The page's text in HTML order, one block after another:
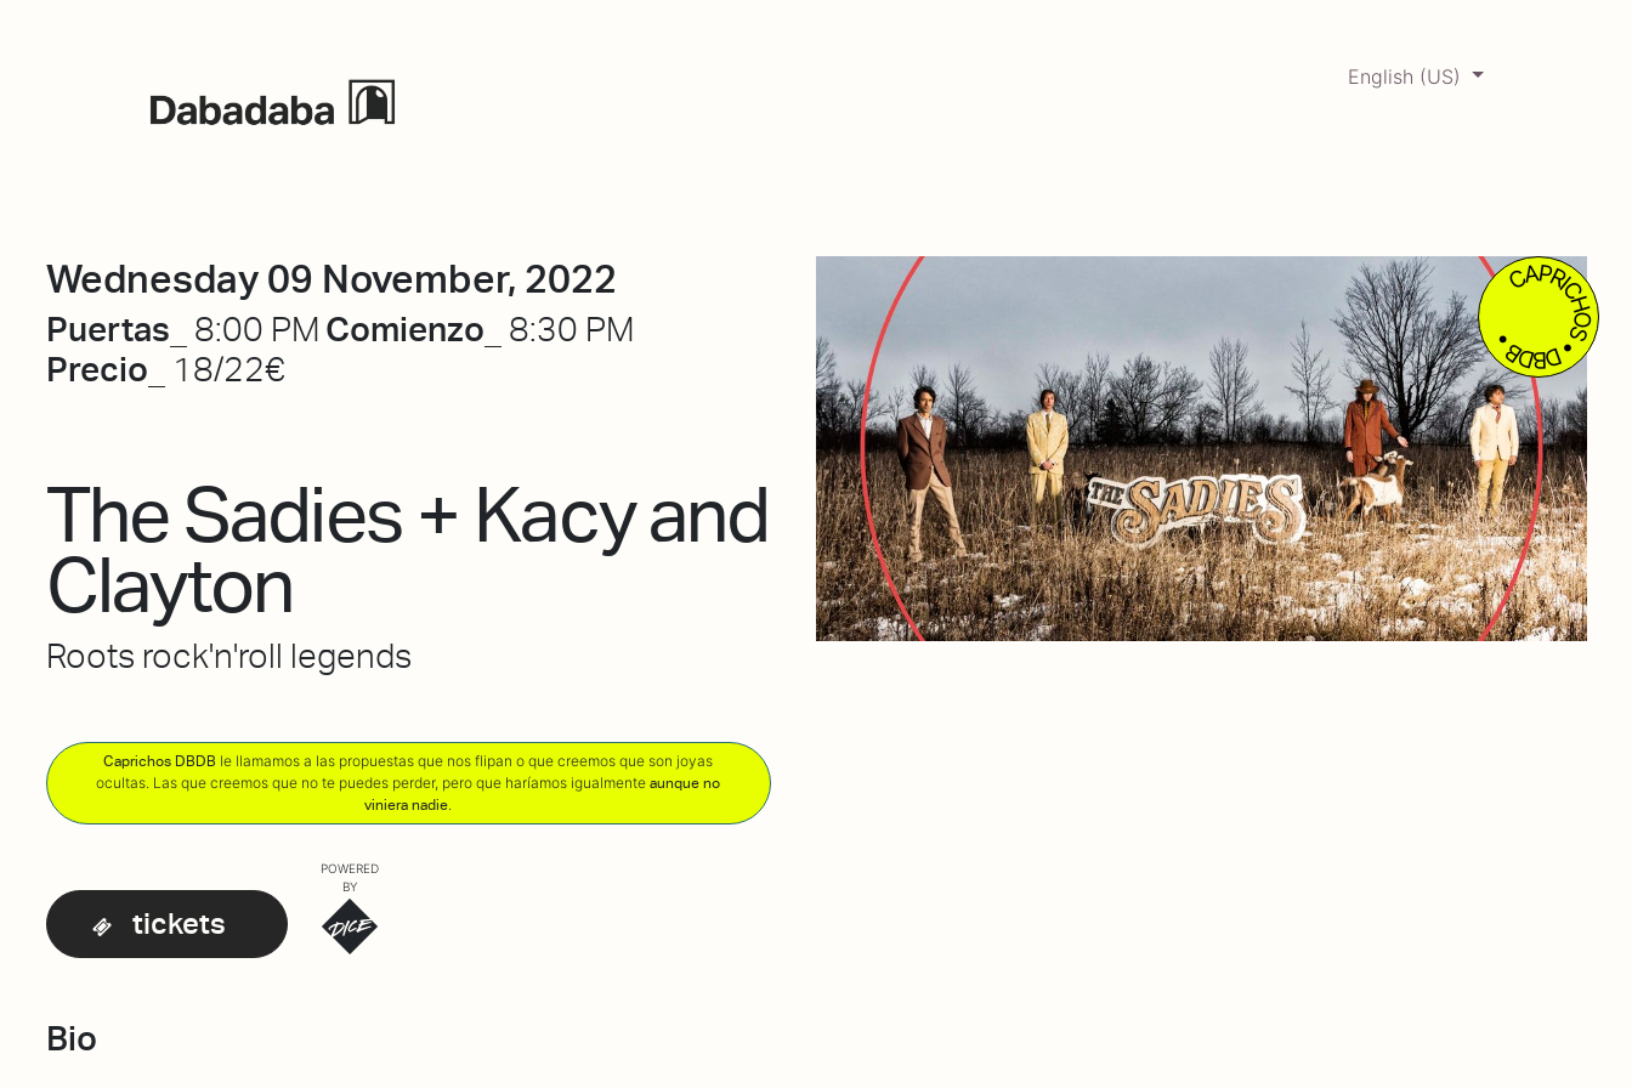
English (US)
CAPRICHOS • DBDB •
Wednesday 09 November, 2022
Puertas_ 8:00 PM Comienzo_ 8:30 PM
Precio_ 18/22€
The Sadies + Kacy and
Clayton
Roots rock'n'roll legends
Caprichos DBDB le llamamos a las propuestas que nos flipan o que creemos que son joyas
ocultas. Las que creemos que no te puedes perder, pero que haríamos igualmente aunque no
viniera nadie.
tickets
POWERED
BY
Bio